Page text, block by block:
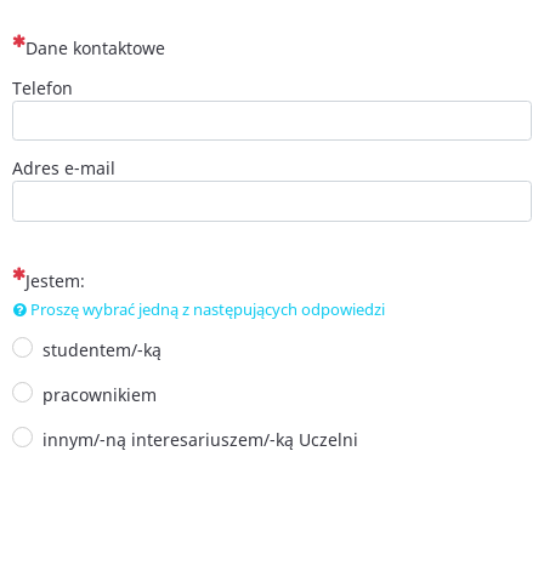
(To pytanie jest wymagane)
Dane kontaktowe
Telefon
Adres e-mail
(To pytanie jest wymagane)
Jestem:
Proszę wybrać jedną z następujących odpowiedzi
studentem/-ką
pracownikiem
innym/-ną interesariuszem/-ką Uczelni